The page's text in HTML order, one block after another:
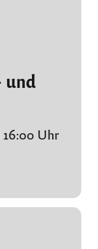
und
16:00 Uhr